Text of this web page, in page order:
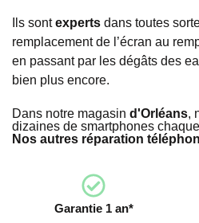
Ils sontexperts dans toutes
remplacement de l’écran au
en passant par les dégâts des
bien plus encore.
Dans notre magasin d'Orléans,
dizaines de smartphones
Nos autres réparation
Garantie 1 an*